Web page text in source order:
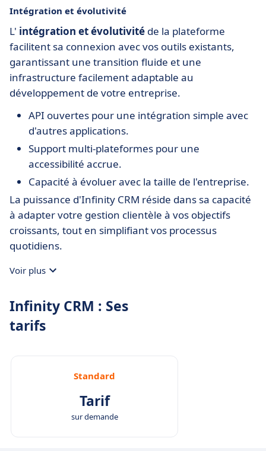
Intégration et évolutivité
L' intégration et évolutivité de la plateforme
facilitent sa connexion avec vos outils existants,
garantissant une transition fluide et une
infrastructure facilement adaptable au
développement de votre entreprise.
API ouvertes pour une intégration simple avec
d'autres applications.
Support multi-plateformes pour une
accessibilité accrue.
Capacité à évoluer avec la taille de l'entreprise.
La puissance d'Infinity CRM réside dans sa capacité
à adapter votre gestion clientèle à vos objectifs
croissants, tout en simplifiant vos processus
quotidiens.
Voir plus
Infinity CRM : Ses
tarifs
Standard
Tarif
sur demande